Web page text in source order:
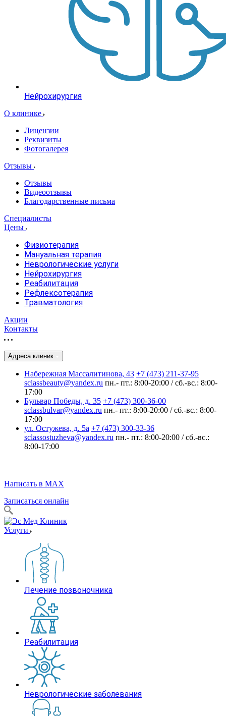
Нейрохирургия
О клинике
Лицензии
Реквизиты
Фотогалерея
Отзывы
Отзывы
Видеоотзывы
Благодарственные письма
Специалисты
Цены
Физиотерапия
Мануальная терапия
Неврологические услуги
Нейрохирургия
Реабилитация
Рефлексотерапия
Травматология
Акции
Контакты
Адреса клиник
Набережная Массалитинова, 43 +7 (473) 211-37-95
sclassbeauty@yandex.ru пн.- пт.: 8:00-20:00 / сб.-вс.: 8:00-
17:00
Бульвар Победы, д. 35 +7 (473) 300-36-00
sclassbulvar@yandex.ru пн.- пт.: 8:00-20:00 / сб.-вс.: 8:00-
17:00
ул. Остужева, д. 5а +7 (473) 300-33-36
sclassostuzheva@yandex.ru пн.- пт.: 8:00-20:00 / сб.-вс.:
8:00-17:00
Написать в MAX
Записаться онлайн
Услуги
Лечение позвоночника
Реабилитация
Неврологические заболевания